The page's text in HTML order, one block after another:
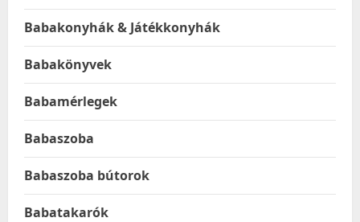
Babakonyhák & Játékkonyhák
Babakönyvek
Babamérlegek
Babaszoba
Babaszoba bútorok
Babatakarók